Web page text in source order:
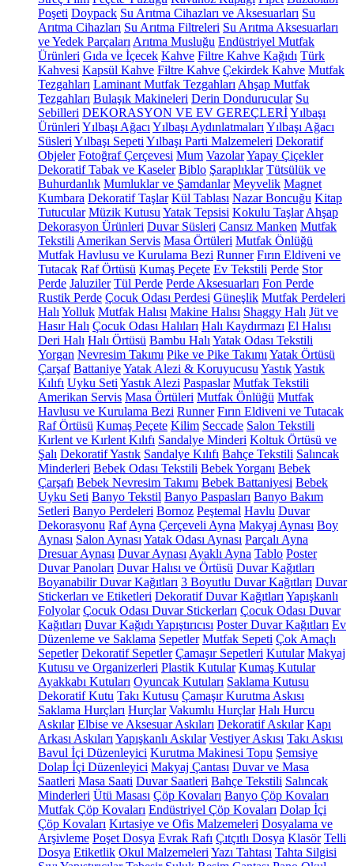
Poşeti Doypack Su Arıtma Cihazları ve Aksesuarları Su
Arıtma Cihazları Su Arıtma Filtreleri Su Arıtma Aksesuarları
ve Yedek Parçaları Arıtma Musluğu Endüstriyel Mutfak
Ürünleri Gıda ve İçecek Kahve Filtre Kahve Kağıdı Türk
Kahvesi Kapsül Kahve Filtre Kahve Çekirdek Kahve Mutfak
Tezgahları Laminant Mutfak Tezgahları Ahşap Mutfak
Tezgahları Bulaşık Makineleri Derin Dondurucular Su
Sebilleri DEKORASYON VE EV GEREÇLERİYılbaşı
Ürünleri Yılbaşı Ağacı Yılbaşı Aydınlatmaları Yılbaşı Ağacı
Süsleri Yılbaşı Sepeti Yılbaşı Parti Malzemeleri Dekoratif
Objeler Fotoğraf Çerçevesi Mum VazolarYapay Çiçekler
Dekoratif Tabak ve Kaseler Biblo Şaraplıklar Tütsülük ve
Buhurdanlık Mumluklar ve Şamdanlar Meyvelik Magnet
Kumbara Dekoratif Taşlar Kül Tablası Nazar Boncuğu Kitap
Tutucular Müzik Kutusu Yatak Tepsisi Kokulu Taşlar Ahşap
Dekorasyon Ürünleri Duvar Süsleri Cansız Manken Mutfak
Tekstili Amerikan Servis Masa Örtüleri Mutfak Önlüğü
Mutfak Havlusu ve Kurulama Bezi Runner Fırın Eldiveni ve
Tutacak Raf Örtüsü Kumaş Peçete Ev Tekstili Perde Stor
Perde Jaluziler Tül Perde Perde Aksesuarları Fon Perde
Rustik Perde Çocuk Odası Perdesi Güneşlik Mutfak Perdeleri
Halı Yolluk Mutfak Halısı Makine Halısı Shaggy Halı Jüt ve
Hasır Halı Çocuk Odası Halıları Halı Kaydırmazı El Halısı
Deri Halı Halı Örtüsü Bambu Halı Yatak Odası Tekstili
Yorgan Nevresim Takımı Pike ve Pike Takımı Yatak Örtüsü
Çarşaf BattaniyeYatak Alezi & Koruyucusu YastıkYastık
Kılıfı Uyku Seti Yastık Alezi Paspaslar Mutfak Tekstili
Amerikan Servis Masa Örtüleri Mutfak Önlüğü Mutfak
Havlusu ve Kurulama Bezi Runner Fırın Eldiveni ve Tutacak
Raf Örtüsü Kumaş Peçete Kilim Seccade Salon Tekstili
Kırlent ve Kırlent Kılıfı Sandalye Minderi Koltuk Örtüsü ve
Şalı Dekoratif Yastık Sandalye Kılıfı Bahçe Tekstili Salıncak
Minderleri Bebek Odası Tekstili Bebek Yorganı Bebek
Çarşafı Bebek Nevresim Takımı Bebek Battaniyesi Bebek
Uyku Seti Banyo Tekstil Banyo Paspasları Banyo Bakım
Setleri Banyo Perdeleri Bornoz Peştemal Havlu Duvar
Dekorasyonu Raf Ayna Çerçeveli Ayna Makyaj Aynası Boy
Aynası Salon Aynası Yatak Odası Aynası Parçalı Ayna
Dresuar Aynası Duvar Aynası Ayaklı Ayna Tablo Poster
Duvar Panoları Duvar Halısı ve Örtüsü Duvar Kağıtları
Boyanabilir Duvar Kağıtları 3 Boyutlu Duvar Kağıtları Duvar
Stickerları ve Etiketleri Dekoratif Duvar Kağıtları Yapışkanlı
Folyolar Çocuk Odası Duvar Stickerları Çocuk Odası Duvar
Kağıtları Duvar Kağıdı Yapıştırıcısı Poster Duvar Kağıtları Ev
Düzenleme ve Saklama Sepetler Mutfak Sepeti Çok Amaçlı
Sepetler Dekoratif Sepetler Çamaşır Sepetleri Kutular Makyaj
Kutusu ve Organizerleri Plastik Kutular Kumaş Kutular
Ayakkabı Kutuları Oyuncak Kutuları Saklama Kutusu
Dekoratif Kutu Takı Kutusu Çamaşır Kurutma Askısı
Saklama Hurçları Hurçlar Vakumlu Hurçlar Halı Hurcu
Askılar Elbise ve Aksesuar Askıları Dekoratif Askılar Kapı
Arkası Askıları Yapışkanlı Askılar Vestiyer Askısı Takı Askısı
Bavul İçi Düzenleyici Kurutma Makinesi Topu Şemsiye
Dolap İçi Düzenleyici Makyaj Çantası Duvar ve Masa
Saatleri Masa Saati Duvar Saatleri Bahçe Tekstili Salıncak
Minderleri Ütü Masası Çöp Kovaları Banyo Çöp Kovaları
Mutfak Çöp Kovaları Endüstriyel Çöp Kovaları Dolap İçi
Çöp Kovaları Kırtasiye ve Ofis Malzemeleri Dosyalama ve
Arşivleme Poşet Dosya Evrak Rafı Çıtçıtlı Dosya Klasör Telli
Dosya Etiketlik Okul Malzemeleri Yazı Tahtası Tahta Silgisi